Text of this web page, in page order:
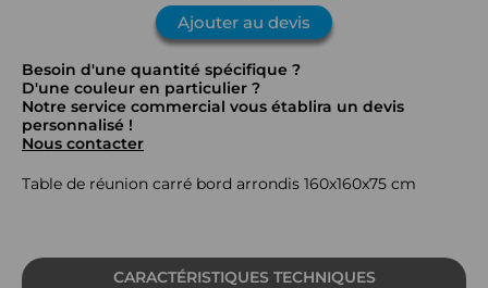
Ajouter au devis
Besoin d'une quantité spécifique ?
D'une couleur en particulier ?
Notre service commercial vous établira un devis
personnalisé !
Nous contacter
Table de réunion carré bord arrondis 160x160x75 cm
CARACTÉRISTIQUES TECHNIQUES